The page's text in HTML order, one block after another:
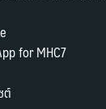
for MHC7
ต์